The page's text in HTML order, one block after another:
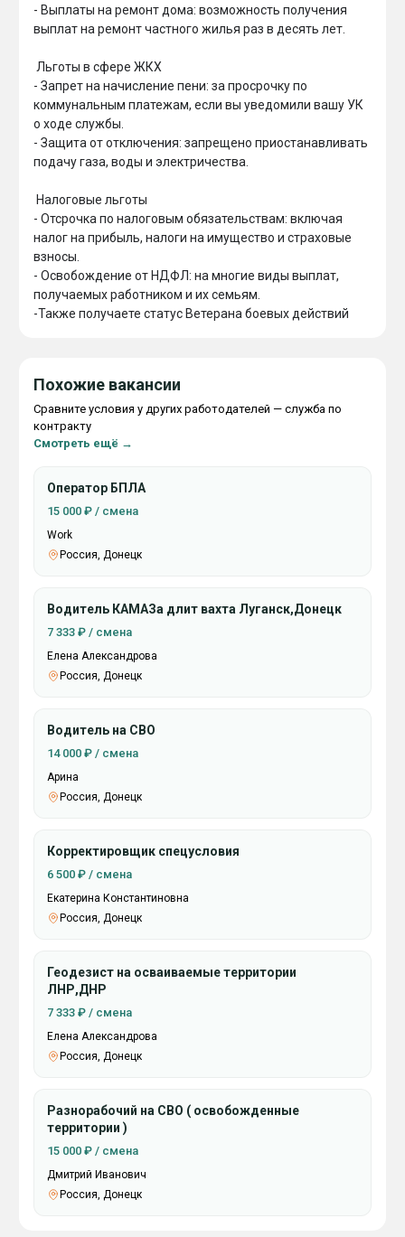
- Выплаты на ремонт дома: возможность получения
выплат на ремонт частного жилья раз в десять лет.
- Запрет на начисление пени: за просрочку по
коммунальным платежам, если вы уведомили вашу УК
о ходе службы.
- Защита от отключения: запрещено приостанавливать
подачу газа, воды и электричества.
- Отсрочка по налоговым обязательствам: включая
налог на прибыль, налоги на имущество и страховые
взносы.
- Освобождение от НДФЛ: на многие виды выплат,
получаемых работником и их семьям.
-Также получаете статус Ветерана боевых действий
Похожие вакансии
Сравните условия у других работодателей — служба по
контракту
Смотреть ещё →
Оператор БПЛА
15 000 ₽ / смена
Work
Россия, Донецк
Водитель КАМАЗа длит вахта Луганск,Донецк
7 333 ₽ / смена
Елена Александрова
Россия, Донецк
Водитель на СВО
14 000 ₽ / смена
Арина
Россия, Донецк
Корректировщик спецусловия
6 500 ₽ / смена
Екатерина Константиновна
Россия, Донецк
Геодезист на осваиваемые территории
ЛНР,ДНР
7 333 ₽ / смена
Елена Александрова
Россия, Донецк
Разнорабочий на СВО ( освобожденные
территории )
15 000 ₽ / смена
Дмитрий Иванович
Россия, Донецк